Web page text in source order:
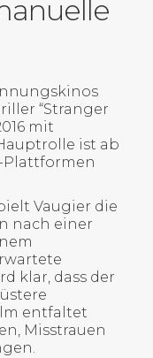
“Stranger
mit
ist ab
Plattformen
Vaugier die
nach einer
klar, dass der
entfaltet
Misstrauen